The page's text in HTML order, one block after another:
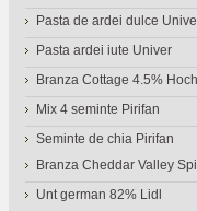
Pasta de ardei dulce
Pasta ardei iute Univer
Branza Cottage 4.5%
Mix 4 seminte Pirifan
Seminte de chia Pirifan
Branza Cheddar Valley
Unt german 82% Lidl